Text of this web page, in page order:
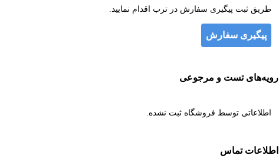
طریق ثبت پیگیری سفارش در ترب اقدام نمایید.
پیگیری سفارش
رویه‌های تست و مرجوعی
اطلاعاتی توسط فروشگاه ثبت نشده.
اطلاعات تماس